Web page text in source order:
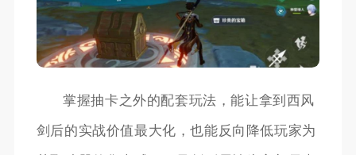
掌握抽卡之外的配套玩法，能让拿到西风
剑后的实战价值最大化，也能反向降低玩家为